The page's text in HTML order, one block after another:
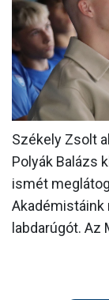
Székely Zsolt
Polyák Balázs
ismét
labdarúgót. Az